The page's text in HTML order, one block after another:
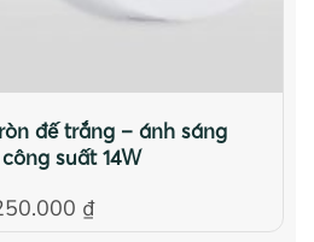
đế trắng – ánh sáng
suất 14W
₫